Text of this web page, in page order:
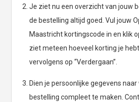
Je ziet nu een overzicht van jouw
de bestelling altijd goed. Vul jouw
Maastricht kortingscode in en klik
ziet meteen hoeveel korting je
vervolgens op “Verdergaan”.
Dien je persoonlijke gegevens
bestelling compleet te maken.